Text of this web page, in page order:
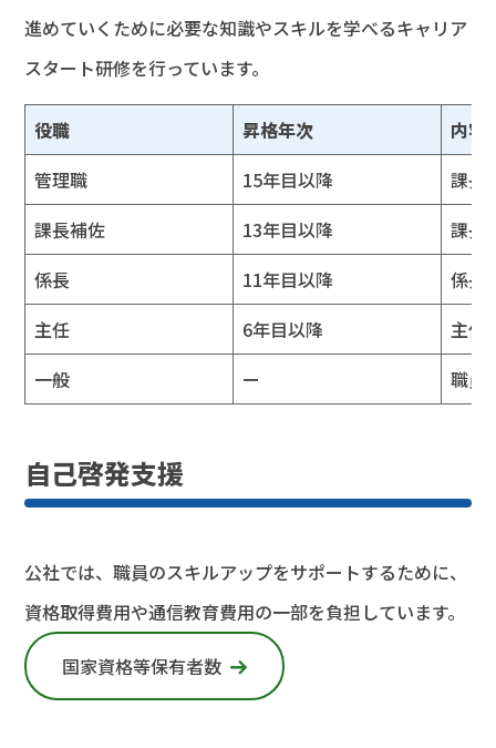
進めていくために必要な知識やスキルを学べるキャリア
スタート研修を行っています。
役職 昇格年次
内容
管理職
15年目以降
課長
課長補佐
13年目以降
課長
係長
11年目以降
係長
主任
6年目以降
主任
一般
ー 職員
自己啓発支援
公社では、職員のスキルアップをサポートするために、
資格取得費用や通信教育費用の一部を負担しています。
国家資格等保有者数